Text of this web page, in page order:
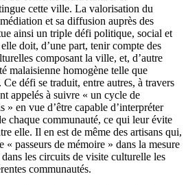
cette ville. La valorisation du
et sa diffusion auprès des
ainsi un triple défi politique, social et
doit, d’une part, tenir compte des
composant la ville, et, d’autre
malaisienne homogène telle que
défi se traduit, entre autres, à travers
appelés à suivre « un cycle de
en vue d’être capable d’interpréter
chaque communauté, ce qui leur évite
elle. Il en est de même des artisans qui,
« passeurs de mémoire » dans la mesure
les circuits de visite culturelle les
communautés.